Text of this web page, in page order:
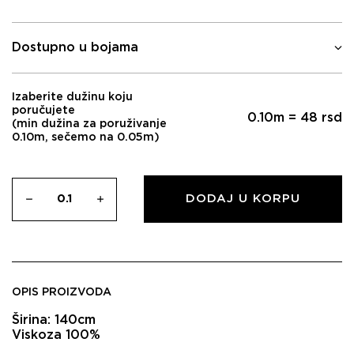
је
била:
је:
Dostupno u bojama
Izaberite dužinu koju
poručujete
(min dužina za poruživanje
0.10m, sečemo na 0.05m)
0.10m = 48 rsd
DODAJ U KORPU
OPIS PROIZVODA
Širina: 140cm
Viskoza 100%